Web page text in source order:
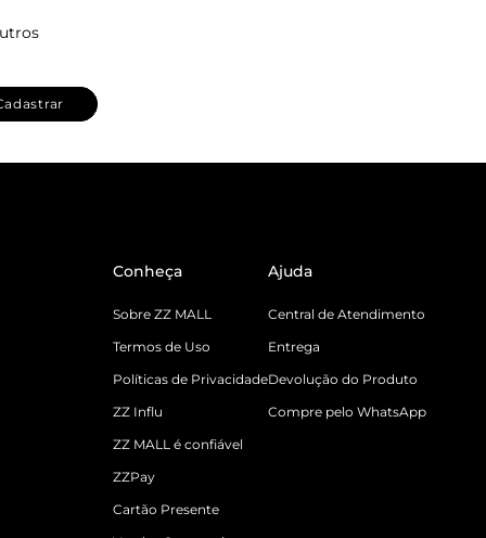
Conheça
Sobre ZZ MALL
Termos de Uso
Políticas de Privacidade
ZZ Influ
ZZ MALL é confiável
ZZPay
Cartão Presente
Ajuda
Central de Atendimento
Entrega
Devolução do Produto
Compre pelo WhatsApp